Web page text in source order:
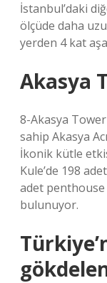
İstanbul’daki
ölçüde daha
yerden 4 kat
Akasya
8-Akasya
sahip Akasya
İkonik kütle
Kule’de 198
adet
bulunuyor.